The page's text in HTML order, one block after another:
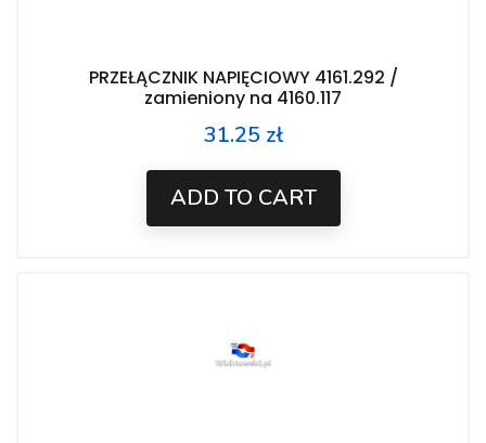
PRZEŁĄCZNIK NAPIĘCIOWY 4161.292 /
zamieniony na 4160.117
Price
31.25 zł
ADD TO CART